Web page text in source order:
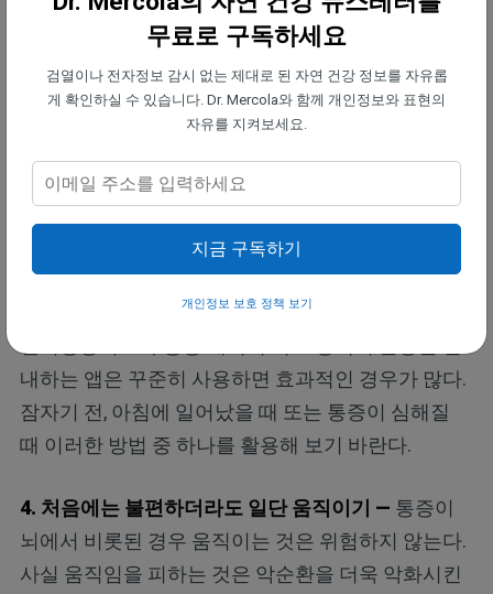
3. 하루 종일 통증 재처리 치료를 활용하기 —
통증 재
처리 치료 프로토콜에는 통증 반응을 재구성하는 데
도움이 되는 구체적인 기술이 포함되어 있다. 여기에
는 증상을 마음속으로 재평가하는 것(“이것은 단지
하는 움직임에 천천히 자신을 노출시키는 것, 그리고
것이 포함된다. 전문가의 진료를 기다릴 필요 없이 바
로 시작할 수 있다.
내하는 앱은 꾸준히 사용하면 효과적인 경우가 많다.
잠자기 전, 아침에 일어났을 때 또는 통증이 심해질
때 이러한 방법 중 하나를 활용해 보기 바란다.
4. 처음에는 불편하더라도 일단 움직이기 — 통증이
뇌에서 비롯된 경우 움직이는 것은 위험하지 않는다.
사실 움직임을 피하는 것은 악순환을 더욱 악화시킨
무료로 구독하세요
검열이나 전자정보 감시 없는 제대로 된 자연 건강 정보를 자유롭
게 확인하실 수 있습니다. Dr. Mercola와 함께 개인정보와 표현의
자유를 지켜보세요.
지금 구독하기
개인정보 보호 정책 보기